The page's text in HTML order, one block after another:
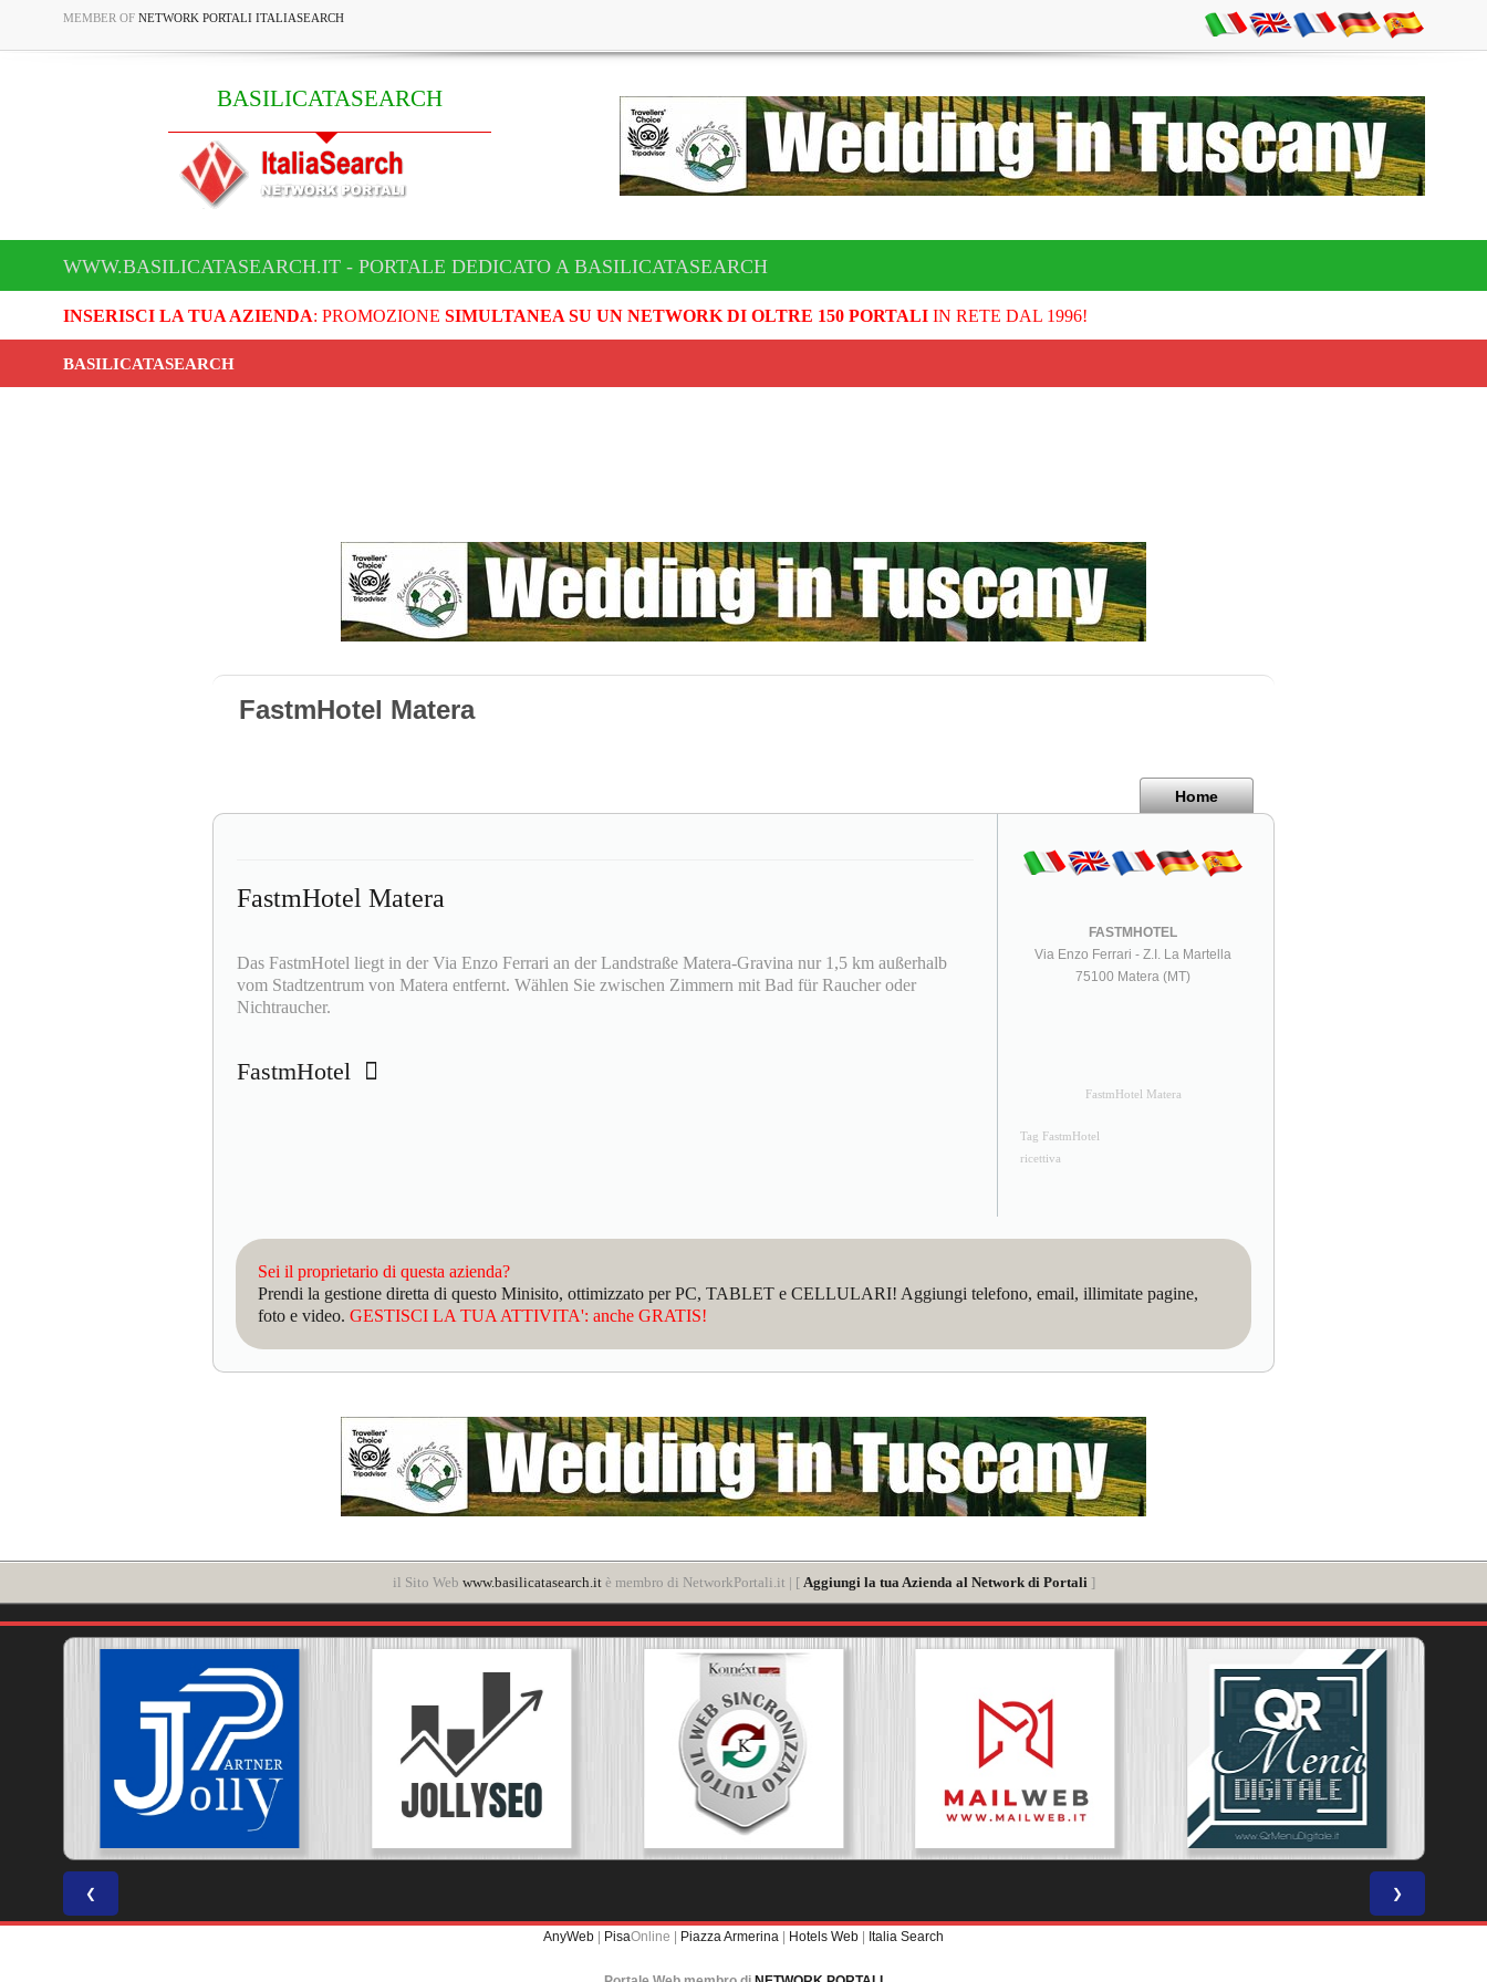
MEMBER OF NETWORK PORTALI ITALIASEARCH
BASILICATASEARCH
WWW.BASILICATASEARCH.IT - PORTALE DEDICATO A BASILICATASEARCH
INSERISCI LA TUA AZIENDA: PROMOZIONE SIMULTANEA SU UN NETWORK DI OLTRE 150 PORTALIIN RETE DAL 1996!
BASILICATASEARCH
FastmHotel Matera
Home
FastmHotel Matera
Das FastmHotel liegt in der Via Enzo Ferrari an der Landstraße Matera-Gravina nur 1,5 km außerhalb
vom Stadtzentrum von Matera entfernt. Wählen Sie zwischen Zimmern mit Bad für Raucher oder
Nichtraucher.
FastmHotel
FASTMHOTEL
Via Enzo Ferrari - Z.I. La Martella
75100 Matera (MT)
FastmHotel Matera
Tag FastmHotel
ricettiva
Sei il proprietario di questa azienda?
Prendi la gestione diretta di questo Minisito, ottimizzato per PC, TABLET e CELLULARI! Aggiungi telefono, email, illimitate pagine,
foto e video. GESTISCI LA TUA ATTIVITA': anche GRATIS!
il Sito Web www.basilicatasearch.itè membro di NetworkPortali.it | [ Aggiungi la tua Azienda al Network di Portali ]
❮ ❯
AnyWeb | PisaOnline | Piazza Armerina | Hotels Web | Italia Search